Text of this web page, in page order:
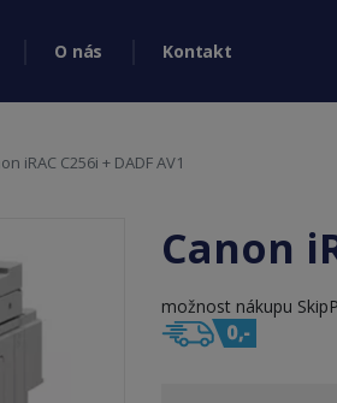
O nás Kontakt
iRAC C256i + DADF AV1
Canon
možnost nákupu